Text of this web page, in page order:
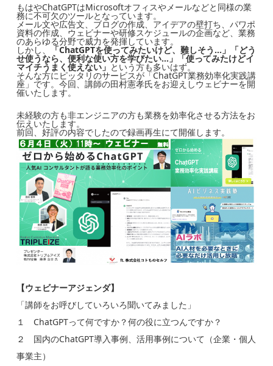
もはやChatGPTはMicrosoftオフィスやメールなどと同様の業
務に不可欠のツールとなっています。
メール文や広告文、ブログの作成、アイデアの壁打ち、パワポ
資料の作成、ウェビナーや研修スケジュールの企画など、業務
のあらゆる分野で威力を発揮しています。
しかし、 「ChatGPTを使ってみたいけど、難しそう…」「どう
せ使うなら、便利な使い方を学びたい…」「使ってみたけどイ
マイチうまく使えない」 という方も多いはず。
そんな方にピッタリのサービスが「ChatGPT業務効率化実践講
座」です。今回、講師の田村憲孝氏をお迎えしウェビナーを開
催いたします。
未経験の方も非エンジニアの方も業務を効率化させる方法をお
伝えいたします。
前回、好評の内容でしたので録画再生にて開催します。
【ウェビナーアジェンダ】
「講師をお呼びしていろいろ聞いてみました」
１ ChatGPTって何ですか？何の役に立つんですか？
２ 国内のChatGPT導入事例、活用事例について（企業・個人
事業主）